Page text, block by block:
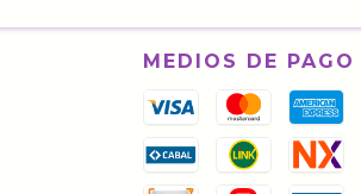
MEDIOS DE PAGO